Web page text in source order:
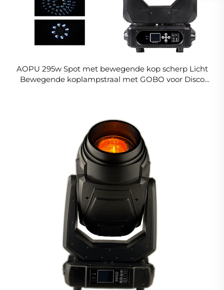
AOPU 295w Spot met bewegende kop scherp Licht
Bewegende koplampstraal met GOBO voor Disco